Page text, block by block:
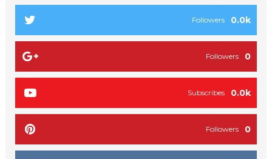
0.0k
Followers
0
Followers
0.0k
Subscribes
0
Followers